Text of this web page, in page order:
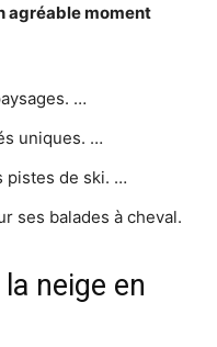
agréable moment
…
uniques. …
pistes de ski. …
ses balades à cheval.
neige en